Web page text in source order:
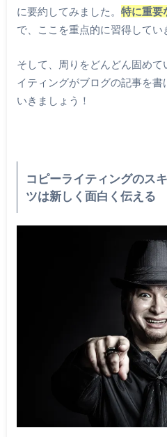
に要約してみました。 特に重要
で、ここを重点的に習得してい
そして、周りをどんどん固め
イティングがブログの記事を
いきましょう！
コピーライティングのス
ツは新しく面白く伝える